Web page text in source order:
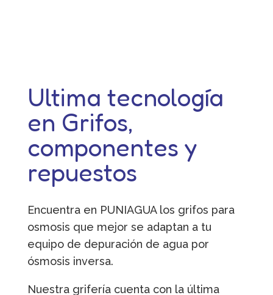
Ultima tecnología
en Grifos,
componentes y
repuestos
Encuentra en PUNIAGUA los grifos para
osmosis que mejor se adaptan a tu
equipo de depuración de agua por
ósmosis inversa.
Nuestra grifería cuenta con la última